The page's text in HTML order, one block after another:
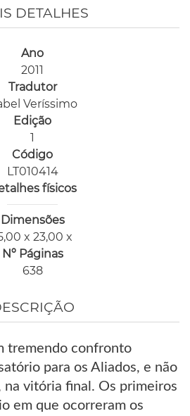
DETALHES
Ano
2011
Tradutor
Veríssimo
Edição
1
Código
LT010414
físicos
Dimensões
x 23,00 x
Nº Páginas
638
tremendo confronto
para os Aliados, e não
na vitória final. Os primeiros
em que ocorreram os